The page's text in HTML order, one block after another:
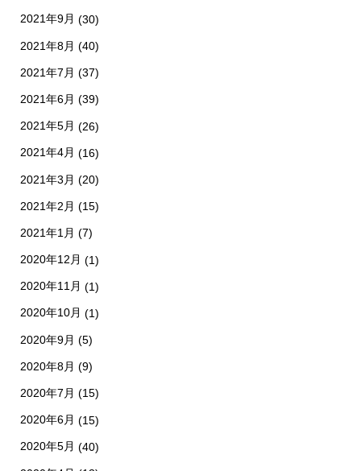
2021年9月 (30)
2021年8月 (40)
2021年7月 (37)
2021年6月 (39)
2021年5月 (26)
2021年4月 (16)
2021年3月 (20)
2021年2月 (15)
2021年1月 (7)
2020年12月 (1)
2020年11月 (1)
2020年10月 (1)
2020年9月 (5)
2020年8月 (9)
2020年7月 (15)
2020年6月 (15)
2020年5月 (40)